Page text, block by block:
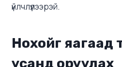
үйлчлүүлээрэй.
Нохойг яагаад
усанд оруулах